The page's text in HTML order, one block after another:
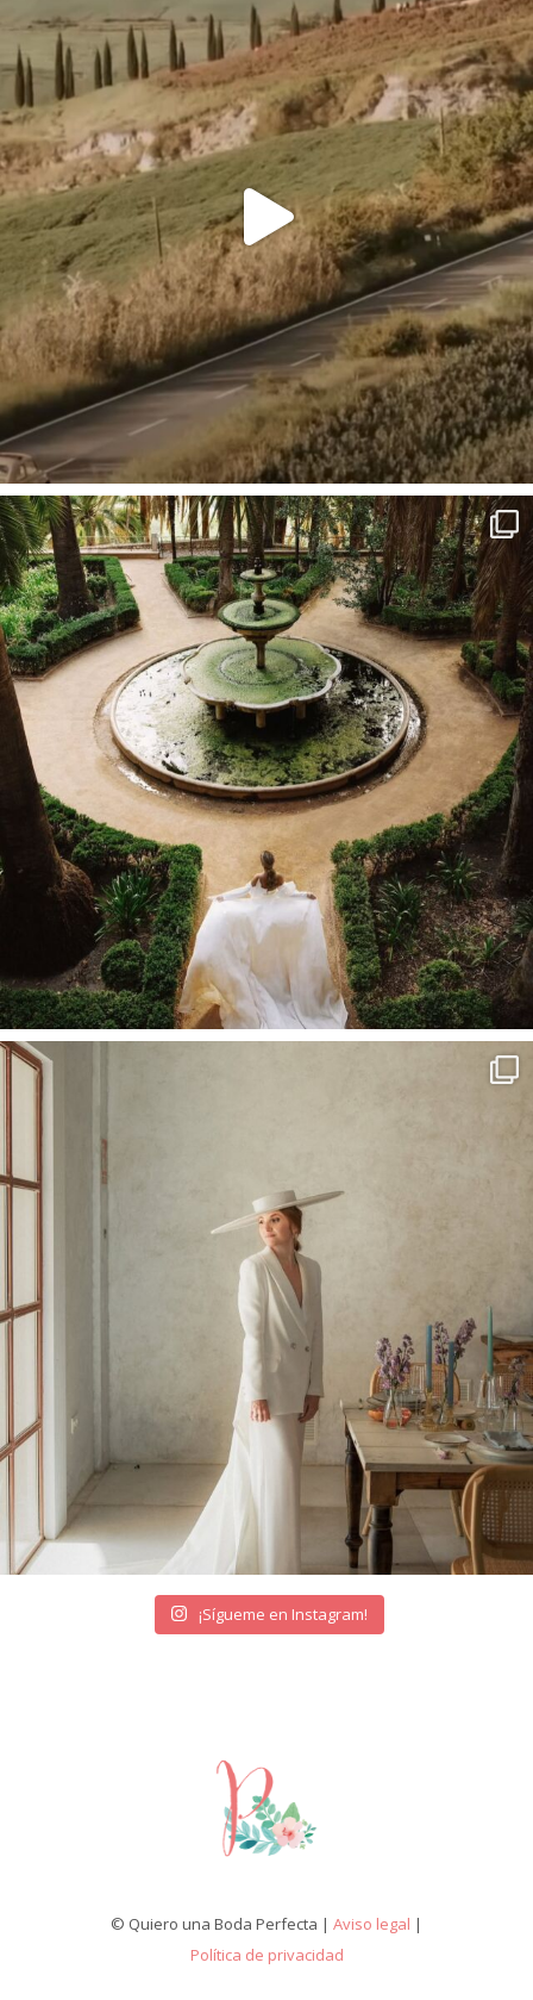
¡Sígueme en Instagram!
© Quiero una Boda Perfecta | Aviso legal |
Política de privacidad